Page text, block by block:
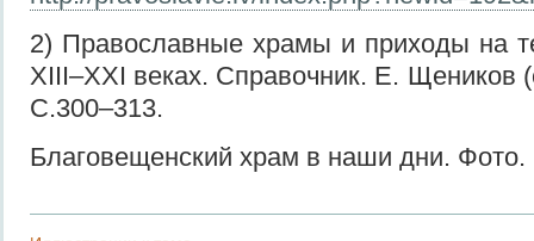
2) Православные храмы и приходы на
XIII–XXI веках. Справочник. Е. Щеников
С.300–313.
Благовещенский храм в наши дни. Фото.